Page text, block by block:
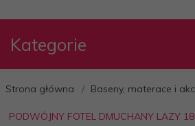
Kategorie
Strona główna Baseny, materace i
PODWÓJNY FOTEL DMUCHANY LAZY